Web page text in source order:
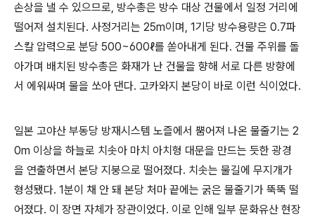
손상을 낼 수 있으므로, 방수총은 방수 대상 건물에서 일정 거리에
떨어져 설치된다. 사정거리는 25m이며, 1기당 방수용량은 0.7파
스칼 압력으로 분당 500~600ℓ를 쏟아내게 된다. 건물 주위를 돌
아가며 배치된 방수총은 화재가 난 건물을 향해 서로 다른 방향에
서 에워싸며 물을 쏘아 댄다. 고카와지 본당이 바로 이런 식이었다.
일본 고야산 부동당 방재시스템 노즐에서 뿜어져 나온 물줄기는 2
0m 이상을 하늘로 치솟아 마치 아치형 대문을 만드는 듯한 광경
을 연출하면서 본당 지붕으로 떨어졌다. 치솟는 물길에 무지개가
형성됐다. 1분이 채 안 돼 본당 처마 끝에는 굵은 물줄기가 뚝뚝 떨
어졌다. 이 장면 자체가 장관이었다. 이로 인해 일부 문화유산 현장